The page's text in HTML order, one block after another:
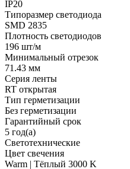
IP20
Типоразмер светодиода
SMD 2835
Плотность светодиодов
196 шт/м
Минимальный отрезок
71.43 мм
Серия ленты
RT открытая
Тип герметизации
Без герметизации
Гарантийный срок
5 год(а)
Светотехнические
Цвет свечения
Warm | Тёплый 3000 K